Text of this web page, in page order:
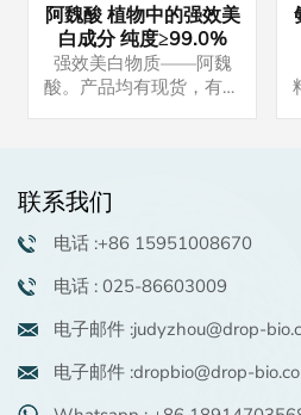
阿魏酸 植物中的强效美
白成分 纯度≥99.0%
强效美白物质——阿魏
酸。产品均有现货，有意
联系我们
电话 :+86 15951008670
电话 : 025-86603009
电子邮件 :judyzhou@drop-
电子邮件 :dropbio@drop-